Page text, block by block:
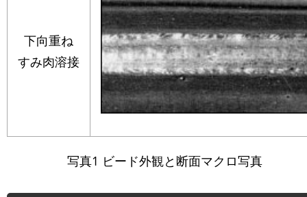
下向重ね
すみ肉溶接
写真1 ビード外観と断面マクロ写真